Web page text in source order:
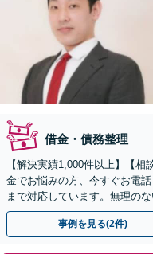
借金・債務整理
【解決実績1,000件以上】【
金でお悩みの方、今すぐお電
まで対応しています。無理の
く交渉いたします。
事例を見る(2件)